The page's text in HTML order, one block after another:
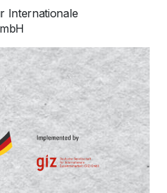
Internationale